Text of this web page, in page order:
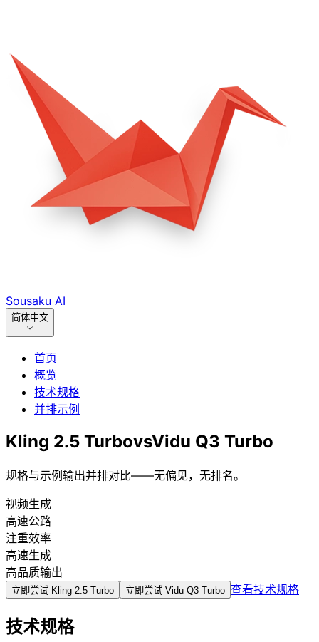
Sousaku AI
简体中文
首页
概览
技术规格
并排示例
Kling 2.5 TurbovsVidu Q3 Turbo
规格与示例输出并排对比——无偏见，无排名。
视频生成
高速公路
注重效率
高速生成
高品质输出
立即尝试 Kling 2.5 Turbo 立即尝试 Vidu Q3 Turbo 查看技术规格
技术规格